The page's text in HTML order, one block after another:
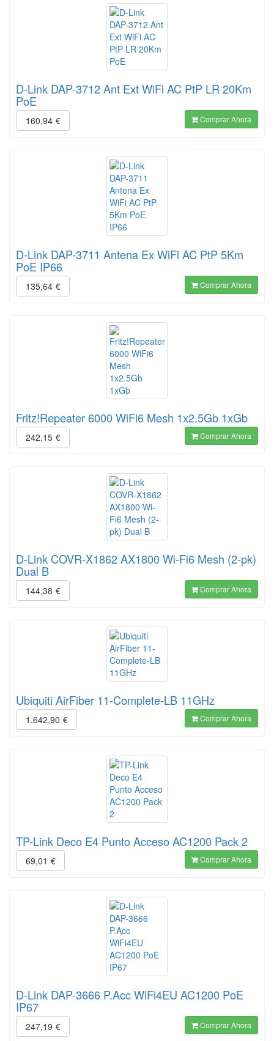
D-Link DAP-3712 Ant Ext WiFi AC PtP LR 20Km
PoE
160,94 € Comprar Ahora
D-Link DAP-3711 Antena Ex WiFi AC PtP 5Km
PoE IP66
135,64 € Comprar Ahora
Fritz!Repeater 6000 WiFi6 Mesh 1x2.5Gb 1xGb
242,15 € Comprar Ahora
D-Link COVR-X1862 AX1800 Wi-Fi6 Mesh (2-pk)
Dual B
144,38 € Comprar Ahora
Ubiquiti AirFiber 11-Complete-LB 11GHz
1.642,90 € Comprar Ahora
TP-Link Deco E4 Punto Acceso AC1200 Pack 2
69,01 € Comprar Ahora
D-Link DAP-3666 P.Acc WiFi4EU AC1200 PoE
IP67
247,19 € Comprar Ahora